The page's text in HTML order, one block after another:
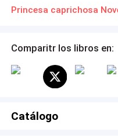
padres terminan por
un giro de 180° cuando
CONDENADAMENTE
escape cambia a
perfectamente su
Comparitr los libros en:
Catálogo